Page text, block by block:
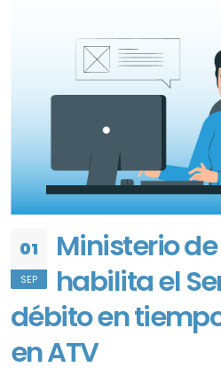
01
SEP
Ministerio
habilita el
débito en
en ATV